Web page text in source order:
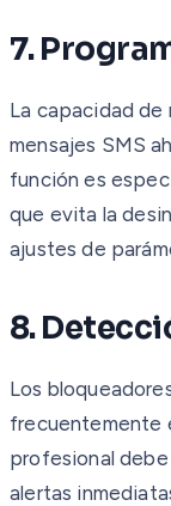
7.
La capacidad
mensajes SMS
función es
que evita la
ajustes de
8.
Los
frecuentemente
profesional
alertas